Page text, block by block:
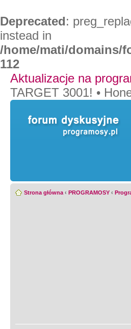
Deprecated:
instead in
/home/mati/domains/
112
Aktualizacje na
TARGET 3001! •
Strona główna ‹ PROGRAMOSY ‹